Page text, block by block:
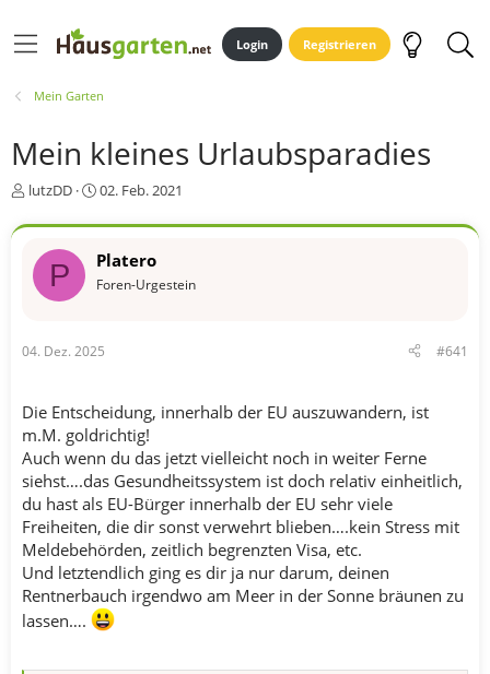
Login Registrieren
Mein Garten
Mein kleines Urlaubsparadies
E
s
e
r
lutzDD
E
s
e
l
a
02. Feb. 2021
P Platero
Foren-Urgestein
04. Dez. 2025 #641
Die Entscheidung, innerhalb der EU auszuwandern, ist
m.M. goldrichtig!
Auch wenn du das jetzt vielleicht noch in weiter Ferne
siehst….das Gesundheitssystem ist doch relativ einheitlich,
du hast als EU-Bürger innerhalb der EU sehr viele
Freiheiten, die dir sonst verwehrt blieben….kein Stress mit
Meldebehörden, zeitlich begrenzten Visa, etc.
Und letztendlich ging es dir ja nur darum, deinen
Rentnerbauch irgendwo am Meer in der Sonne bräunen zu
lassen….